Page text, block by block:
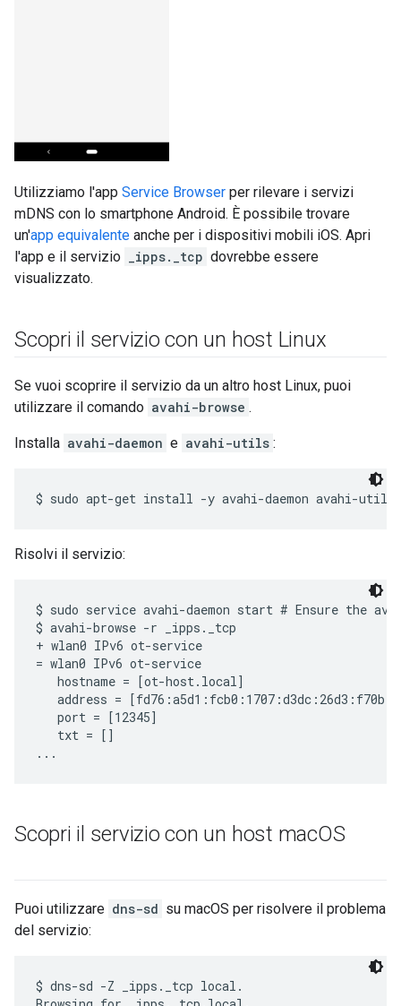
Utilizziamo l'app Service Browser per rilevare i servizi
mDNS con lo smartphone Android. È possibile trovare
un'app equivalente anche per i dispositivi mobili iOS. Apri
l'app e il servizio
_ipps._tcp dovrebbe essere
visualizzato.
Scopri il servizio con un host Linux
Se vuoi scoprire il servizio da un altro host Linux, puoi
utilizzare il comando avahi-browse .
Installa avahi-daemon e avahi-utils :
Risolvi il servizio:
$ sudo service avahi-daemon start # Ensure the
$ avahi-browse -r _ipps._tcp
+ wlan0 IPv6 ot-service
= wlan0 IPv6 ot-service
   hostname = [ot-host.local]
address =
   port = [12345]
   txt = []
Scopri il servizio con un host macOS
Puoi utilizzare dns-sd su macOS per risolvere il problema
del servizio:
$ dns-sd -Z _ipps._tcp local.